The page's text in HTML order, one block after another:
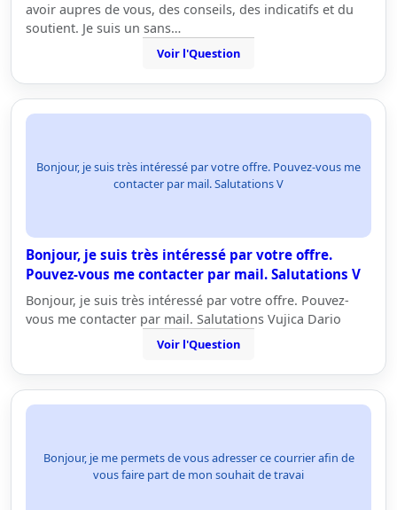
avoir aupres de vous, des conseils, des indicatifs et du
soutient. Je suis un sans…
Voir l'Question
Bonjour, je suis très intéressé par votre offre. Pouvez-vous me
contacter par mail. Salutations V
Bonjour, je suis très intéressé par votre offre.
Pouvez-vous me contacter par mail. Salutations V
Bonjour, je suis très intéressé par votre offre. Pouvez-
vous me contacter par mail. Salutations Vujica Dario
Voir l'Question
Bonjour, je me permets de vous adresser ce courrier afin de
vous faire part de mon souhait de travai